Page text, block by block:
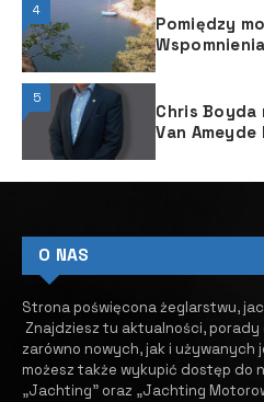
4
Pomiędzy
5
Chris Boyda
Van Ameyde
O NAS
Strona poświęcona żeglarstwu,
Znajdziesz tu aktualności,
zarówno nowych, jak i używanych
możesz także wykupić dostęp do
„Jachting” oraz „Jachting